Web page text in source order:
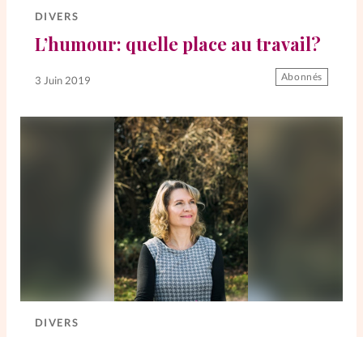
DIVERS
L’humour: quelle place au travail?
3 Juin 2019 Abonnés
DIVERS